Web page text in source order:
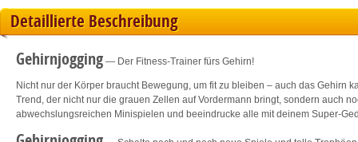
Detaillierte Beschreibung
Gehirnjogging — Der Fitness-Trainer fürs Gehirn!
Nicht nur der Körper braucht Bewegung, um fit zu bleiben – auch das Gehirn
Trend, der nicht nur die grauen Zellen auf Vordermann bringt, sondern auch
abwechslungsreichen Minispielen und beeindrucke alle mit deinem Super-